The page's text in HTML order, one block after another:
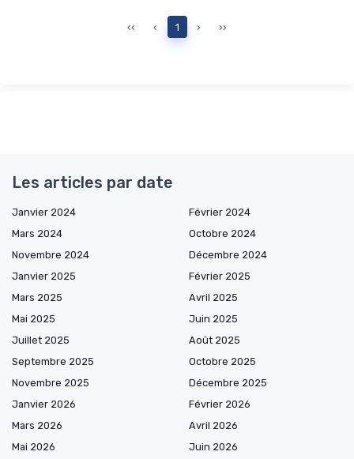
‹‹ ‹ 1 › ››
Les articles par date
Janvier 2024
Février 2024
Mars 2024
Octobre 2024
Novembre 2024
Décembre 2024
Janvier 2025
Février 2025
Mars 2025
Avril 2025
Mai 2025
Juin 2025
Juillet 2025
Août 2025
Septembre 2025
Octobre 2025
Novembre 2025
Décembre 2025
Janvier 2026
Février 2026
Mars 2026
Avril 2026
Mai 2026
Juin 2026